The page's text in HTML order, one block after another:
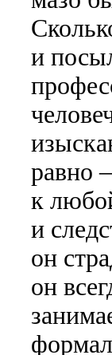
и
равно
к
и
он
он